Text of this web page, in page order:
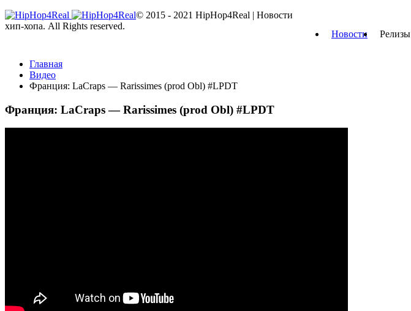
Новости Релизы
Главная
Видео
Франция: LaCraps — Rarissimes (prod Obl) #LPDT
Франция: LaCraps — Rarissimes (prod Obl) #LPDT
© 2015 - 2021 HipHop4Real | Новости
хип-хопа. All Rights reserved.